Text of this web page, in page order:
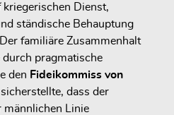
kriegerischen Dienst,
ständische Behauptung
familiäre Zusammenhalt
pragmatische
den Fideikommiss von
dass der
männlichen Linie